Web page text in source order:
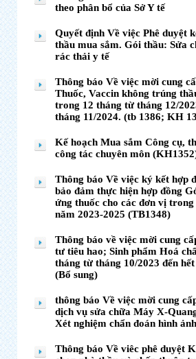
theo phân bổ của Sở Y tế
Quyết định Về việc Phê duyệt
thầu mua sắm. Gói thầu: Sửa
rác thải y tế
Thông báo Về việc mời cung
Thuốc, Vaccin không trúng
trong 12 tháng từ tháng 12/
tháng 11/2024. (tb 1386; KH
Kế hoạch Mua sắm Công cụ,
công tác chuyên môn
Thông báo Về việc ký kết hợp
bảo đảm thực hiện hợp đồng
ứng thuốc cho các đơn vị trong
năm 2023-2025 (TB1348)
Thông báo về việc mời cung
tư tiêu hao; Sinh phẩm Hoá
tháng từ tháng 10/2023 đến
(Bổ sung)
thông báo Về việc mời cung
dịch vụ sửa chữa Máy X-
Xét nghiệm chẩn đoán hình ảnh
Thông báo Về viêc phê duyệt